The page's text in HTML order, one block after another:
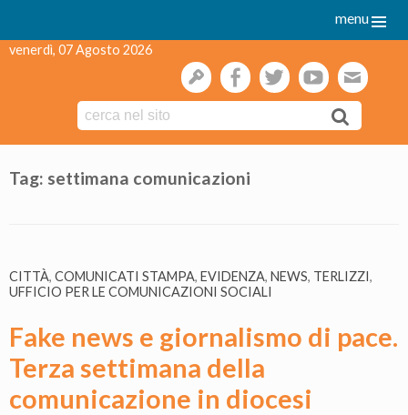
menu
venerdì, 07 Agosto 2026
gestionefacebooktwitteryoutube
to
Tag: settimana comunicazioni
CITTÀ, COMUNICATI STAMPA, EVIDENZA, NEWS, TERLIZZI,
UFFICIO PER LE COMUNICAZIONI SOCIALI
Fake news e giornalismo di pace.
Terza settimana della
comunicazione in diocesi